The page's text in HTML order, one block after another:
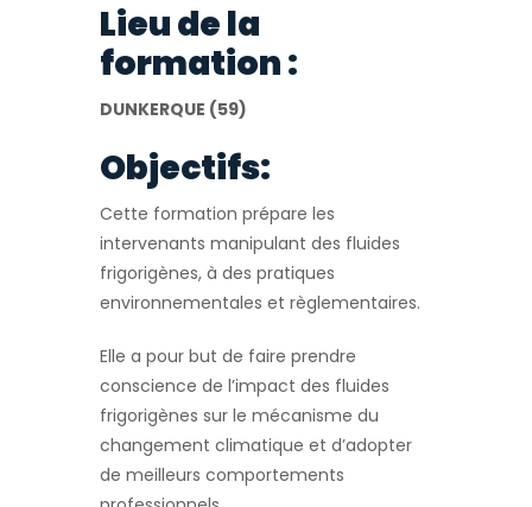
Lieu de la
formation :
DUNKERQUE (59)
Objectifs:
Cette formation prépare les
intervenants manipulant des fluides
frigorigènes, à des pratiques
environnementales et règlementaires.
Elle a pour but de faire prendre
conscience de l’impact des fluides
frigorigènes sur le mécanisme du
changement climatique et d’adopter
de meilleurs comportements